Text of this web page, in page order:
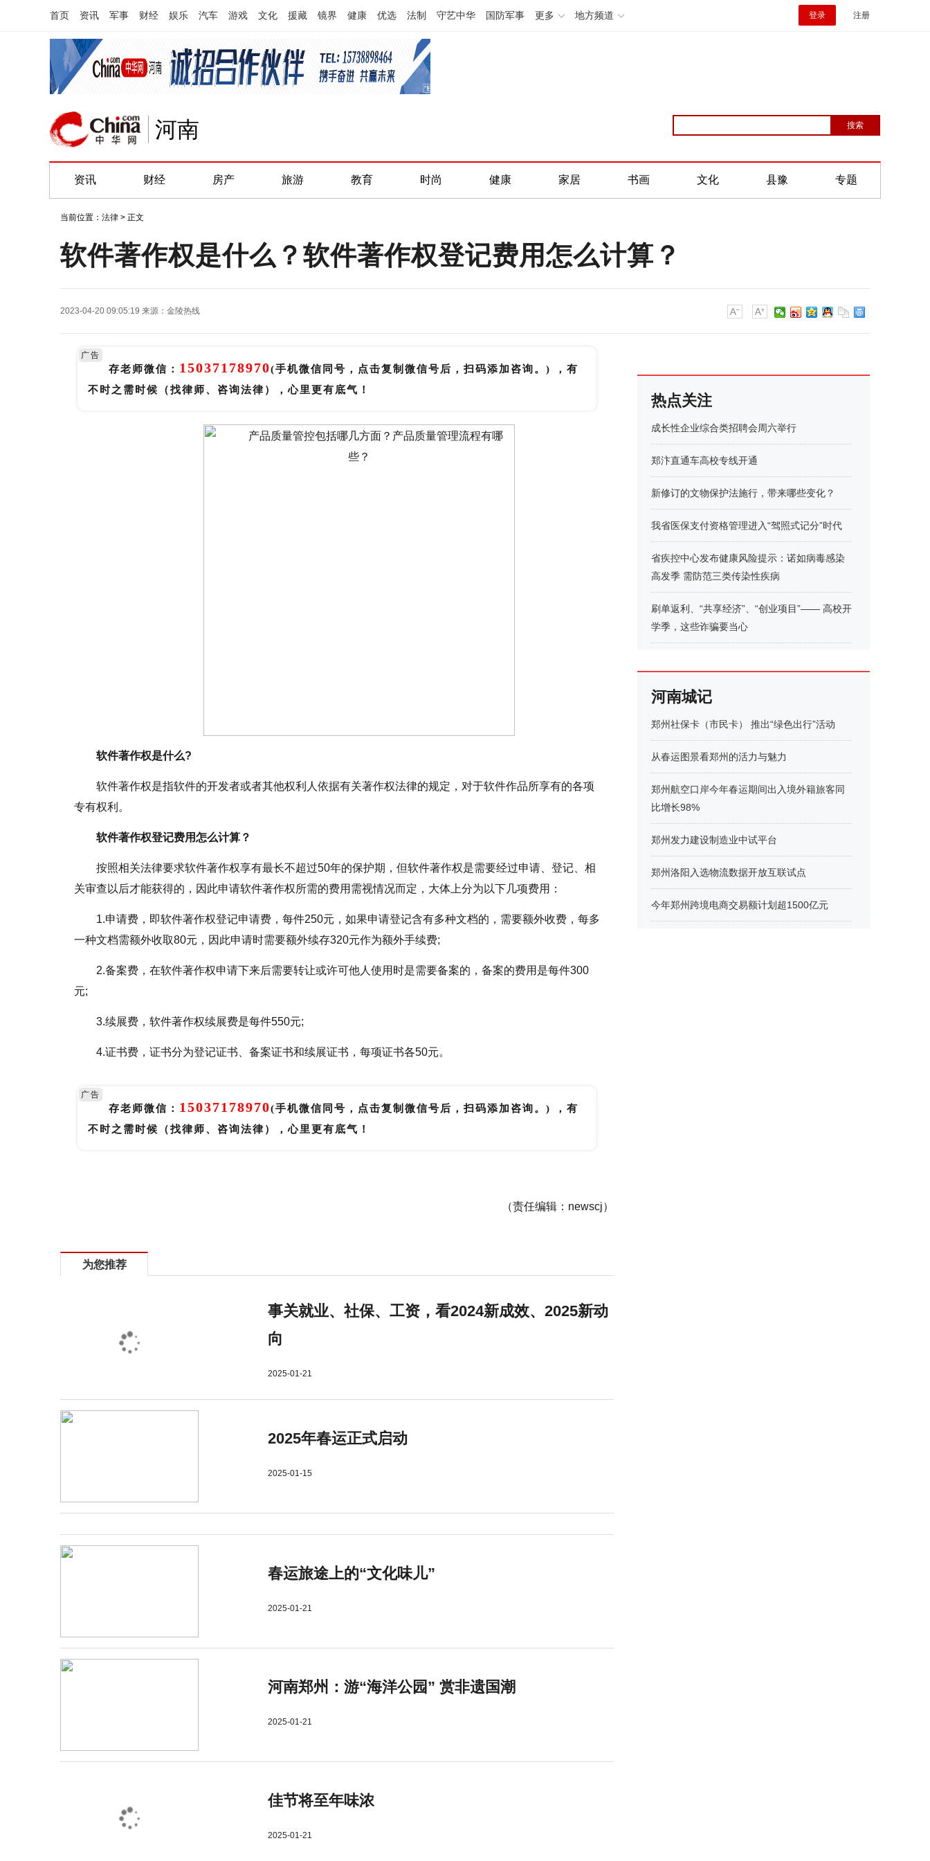
首页 资讯 军事 财经 娱乐 汽车 游戏 文化 援藏 镜界 健康 优选 法制 守艺中华 国防军事 更多 地方频道 登录 注册
河南
资讯 财经 房产 旅游 教育 时尚 健康 家居 书画 文化 县豫 专题
当前位置： 法律 > 正文
软件著作权是什么？软件著作权登记费用怎么计算？
2023-04-20 09:05:19 来源： 金陵热线
存老师微信： 15037178970(手机微信同号，点击复制微信号后，扫码添加咨询。) ，有
不时之需时候（找律师、咨询法律），心里更有底气！
广告
软件著作权是什么?
软件著作权是指软件的开发者或者其他权利人依据有关著作权法律的规定，对于软件作品所享有的各项
专有权利。
软件著作权登记费用怎么计算？
按照相关法律要求软件著作权享有最长不超过50年的保护期，但软件著作权是需要经过申请、登记、相
关审查以后才能获得的，因此申请软件著作权所需的费用需视情况而定，大体上分为以下几项费用：
1.申请费，即软件著作权登记申请费，每件250元，如果申请登记含有多种文档的，需要额外收费，每多
一种文档需额外收取80元，因此申请时需要额外续存320元作为额外手续费;
2.备案费，在软件著作权申请下来后需要转让或许可他人使用时是需要备案的，备案的费用是每件300
元;
3.续展费，软件著作权续展费是每件550元;
4.证书费，证书分为登记证书、备案证书和续展证书，每项证书各50元。
存老师微信： 15037178970(手机微信同号，点击复制微信号后，扫码添加咨询。) ，有
不时之需时候（找律师、咨询法律），心里更有底气！
广告
（责任编辑：newscj）
为您推荐
事关就业、社保、工资，看2024新成效、2025新动
向
2025-01-21
2025年春运正式启动
2025-01-15
春运旅途上的“文化味儿”
2025-01-21
河南郑州：游“海洋公园” 赏非遗国潮
2025-01-21
佳节将至年味浓
2025-01-21
热点关注
成长性企业综合类招聘会周六举行
郑汴直通车高校专线开通
新修订的文物保护法施行，带来哪些变化？
我省医保支付资格管理进入“驾照式记分”时代
省疾控中心发布健康风险提示：诺如病毒感染
高发季 需防范三类传染性疾病
刷单返利、“共享经济”、“创业项目”—— 高校开
学季，这些诈骗要当心
河南城记
郑州社保卡（市民卡） 推出“绿色出行”活动
从春运图景看郑州的活力与魅力
郑州航空口岸今年春运期间出入境外籍旅客同
比增长98%
郑州发力建设制造业中试平台
郑州洛阳入选物流数据开放互联试点
今年郑州跨境电商交易额计划超1500亿元